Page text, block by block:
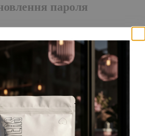
пароля
скидання пароля було надіслано на
прив'язану до вашого облікового
може зайняти кілька хвилин.
щонайменше 10 хвилин, перш ніж
перейдіть за посиланням у листі,
Вам на пошту!